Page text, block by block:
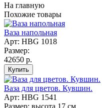
На главную
Похожие товары
Ваза напольная
Арт: HBG 1018
Размер:
42650 р.
Ваза для цветов. Кувшин.
Арт: HBG 1541